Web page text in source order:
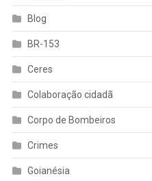
Blog
BR-153
Ceres
Colaboração cidadã
Corpo de Bombeiros
Crimes
Goianésia